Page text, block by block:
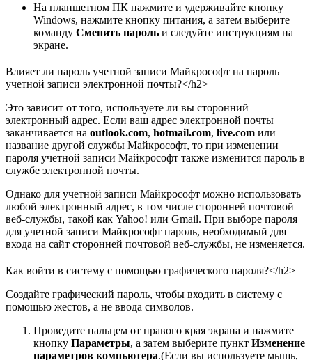
На планшетном ПК нажмите и удерживайте кнопку
Windows, нажмите кнопку питания, а затем выберите
команду Сменить пароль и следуйте инструкциям на
экране.
Влияет ли пароль учетной записи Майкрософт на пароль
учетной записи электронной почты?</h2>
Это зависит от того, используете ли вы сторонний
электронный адрес. Если ваш адрес электронной почты
заканчивается на outlook.com, hotmail.com, live.com или
название другой службы Майкрософт, то при изменении
пароля учетной записи Майкрософт также изменится пароль в
службе электронной почты.
Однако для учетной записи Майкрософт можно использовать
любой электронный адрес, в том числе сторонней почтовой
веб-службы, такой как Yahoo! или Gmail. При выборе пароля
для учетной записи Майкрософт пароль, необходимый для
входа на сайт сторонней почтовой веб-службы, не изменяется.
Как войти в систему с помощью графического пароля?</h2>
Создайте графический пароль, чтобы входить в систему с
помощью жестов, а не ввода символов.
Проведите пальцем от правого края экрана и нажмите
кнопку Параметры, а затем выберите пункт Изменение
параметров компьютера.(Если вы используете мышь,